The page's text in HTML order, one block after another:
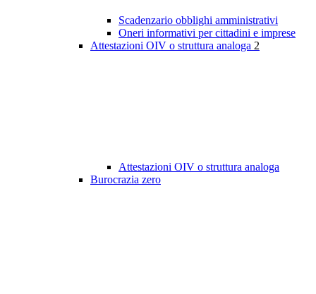
Scadenzario obblighi amministrativi
Oneri informativi per cittadini e imprese
Attestazioni OIV o struttura analoga 2
Attestazioni OIV o struttura analoga
Burocrazia zero